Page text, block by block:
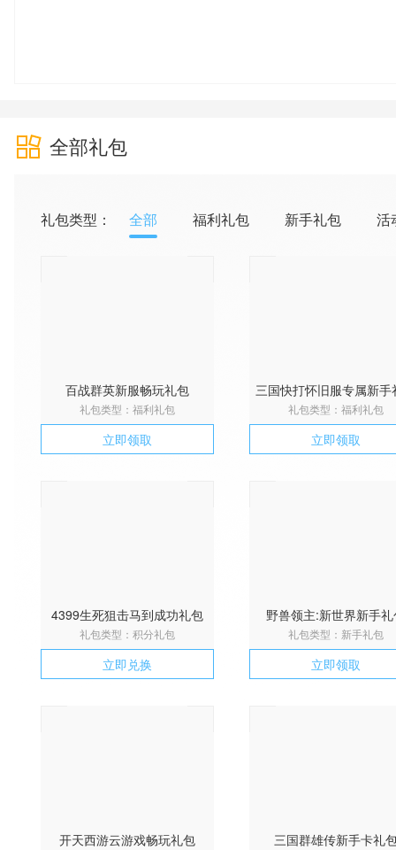
全部礼包
礼包类型： 全部 福利礼包 新手礼包 活
百战群英新服畅玩礼包
礼包类型：福利礼包
立即领取
三国快打怀旧服专属新手
礼包类型：福利礼包
立即领取
4399生死狙击马到成功礼包
礼包类型：积分礼包
立即兑换
野兽领主:新世界新手
礼包类型：新手礼包
立即领取
开天西游云游戏畅玩礼包 三国群雄传新手卡礼